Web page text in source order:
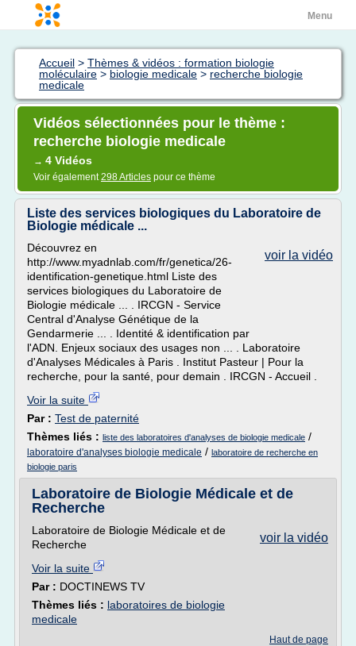
Menu
Accueil > Thèmes & vidéos : formation biologie
moléculaire > biologie medicale > recherche biologie
medicale
Vidéos sélectionnées pour le thème :
recherche biologie medicale
→ 4 Vidéos
Voir également298 Articles pour ce thème
Liste des services biologiques du Laboratoire de
Biologie médicale ...
voir la vidéo
Découvrez en
http://www.myadnlab.com/fr/genetica/26-
identification-genetique.html Liste des
services biologiques du Laboratoire de
Biologie médicale ... . IRCGN - Service
Central d'Analyse Génétique de la
Gendarmerie ... . Identité & identification par
l'ADN. Enjeux sociaux des usages non ... . Laboratoire
d'Analyses Médicales à Paris . Institut Pasteur | Pour la
recherche, pour la santé, pour demain . IRCGN - Accueil .
Voir la suite
Par : Test de paternité
Thèmes liés : liste des laboratoires d'analyses de biologie medicale /
laboratoire d'analyses biologie medicale / laboratoire de recherche en
biologie paris
Laboratoire de Biologie Médicale et de
Recherche
voir la vidéo
Laboratoire de Biologie Médicale et de
Recherche
Voir la suite
Par : DOCTINEWS TV
Thèmes liés : laboratoires de biologie
medicale
Haut de page